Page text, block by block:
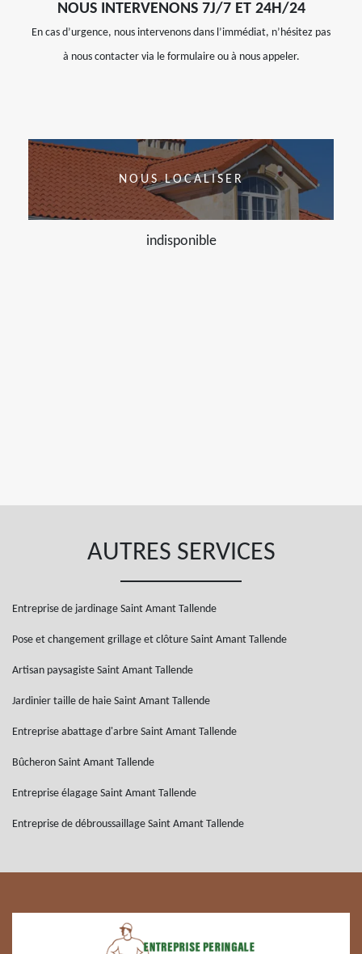
NOUS INTERVENONS 7J/7 ET 24H/24
En cas d’urgence, nous intervenons dans l’immédiat, n’hésitez pas
à nous contacter via le formulaire ou à nous appeler.
NOUS LOCALISER
indisponible
AUTRES SERVICES
Entreprise de jardinage Saint Amant Tallende
Pose et changement grillage et clôture Saint Amant Tallende
Artisan paysagiste Saint Amant Tallende
Jardinier taille de haie Saint Amant Tallende
Entreprise abattage d'arbre Saint Amant Tallende
Bûcheron Saint Amant Tallende
Entreprise élagage Saint Amant Tallende
Entreprise de débroussaillage Saint Amant Tallende